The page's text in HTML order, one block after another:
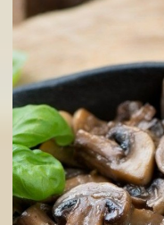
4. Cách làm món
Bạn tìm kiếm một
mì Ý? Những cây nấm
vang đỏ, sẽ là sự lựa